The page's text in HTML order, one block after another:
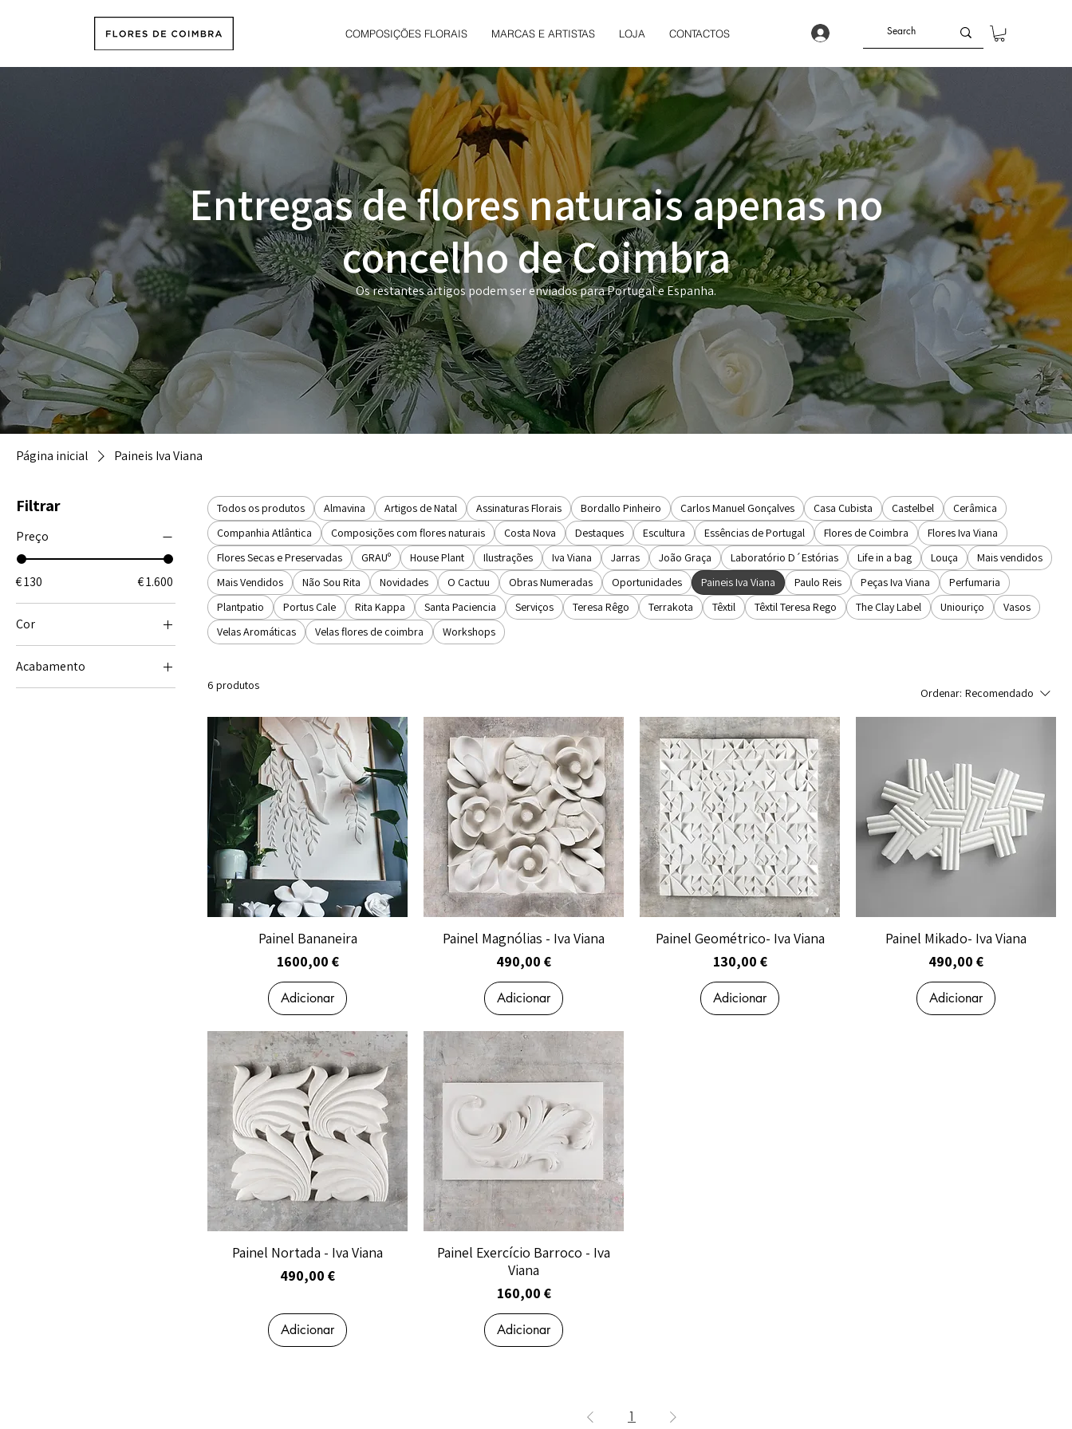
COMPOSIÇÕES FLORAIS MARCAS E ARTISTAS LOJA CONTACTOS
Entregas de flores naturais apenas no
concelho de Coimbra
Os restantes artigos podem ser enviados para Portugal e Espanha.
Página inicial Paineis Iva Viana
Filtrar
Preço
€ 130 € 1.600
Cor
Acabamento
Com Moldura
Todos os produtos Almavina Artigos de Natal Assinaturas Florais Bordallo Pinheiro Carlos Manuel Gonçalves Casa Cubista Castelbel
Cerâmica
Companhia Atlântica
Composições com flores naturais Costa Nova Destaques Escultura Essências de Portugal Flores de Coimbra
Flores Iva Viana
Flores Secas e Preservadas
GRAUº House Plant Ilustrações Iva Viana Jarras João Graça Laboratório D´Estórias Life in a bag Louça
Mais vendidos
Mais Vendidos
Não Sou Rita Novidades O Cactuu Obras Numeradas Oportunidades Paineis Iva Viana Paulo Reis Peças Iva Viana
Perfumaria
Plantpatio
Portus Cale Rita Kappa Santa Paciencia Serviços Teresa Rêgo Terrakota Têxtil Têxtil Teresa Rego The Clay Label Uniouriço
Vasos
Velas Aromáticas
Velas flores de coimbra Workshops
6 produtos
Ordenar: Recomendado
Painel Bananeira
Preço
1600,00 €
Adicionar
Painel Magnólias - Iva Viana
Preço
490,00 €
Adicionar
Painel Geométrico- Iva Viana
Preço
130,00 €
Adicionar
Painel Mikado- Iva Viana
Preço
490,00 €
Adicionar
Painel Nortada - Iva Viana
Preço
490,00 €
Adicionar
Painel Exercício Barroco - Iva
Viana
Preço
160,00 €
Adicionar
1